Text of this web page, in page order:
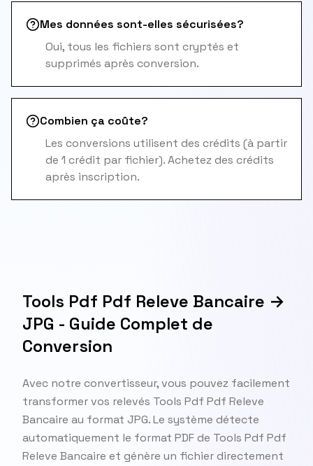
Mes données sont-elles sécurisées?
Oui, tous les fichiers sont cryptés et
supprimés après conversion.
Combien ça coûte?
Les conversions utilisent des crédits (à partir
de 1 crédit par fichier). Achetez des crédits
après inscription.
Tools Pdf Pdf Releve Bancaire →
JPG - Guide Complet de
Conversion
Avec notre convertisseur, vous pouvez facilement
transformer vos relevés Tools Pdf Pdf Releve
Bancaire au format JPG. Le système détecte
automatiquement le format PDF de Tools Pdf Pdf
Releve Bancaire et génère un fichier directement